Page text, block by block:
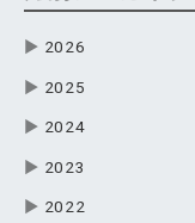
▶ 2026
▶ 2025
▶ 2024
▶ 2023
▶ 2022